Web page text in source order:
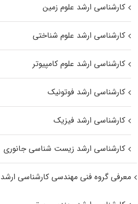
کارشناسی ارشد علوم زمین
کارشناسی ارشد علوم شناختی
کارشناسی ارشد علوم کامپیوتر
کارشناسی ارشد فوتونیک
کارشناسی ارشد فیزیک
کارشناسی ارشد زیست‌ شناسی جانوری
معرفی گروه فنی مهندسی کارشناسی ارشد